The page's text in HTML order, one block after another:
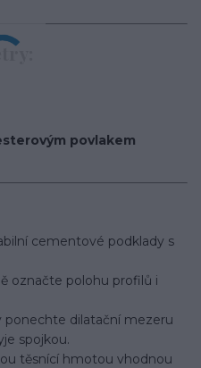
povlakem
cementové podklady s
označte polohu profilů i
dilatační mezeru
spojkou.
těsnící hmotou vhodnou